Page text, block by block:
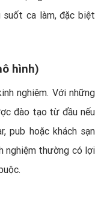
ca làm, đặc biệt
hình)
nghiệm. Với những
đào tạo từ đầu nếu
pub hoặc khách sạn
nghiệm thường có lợi